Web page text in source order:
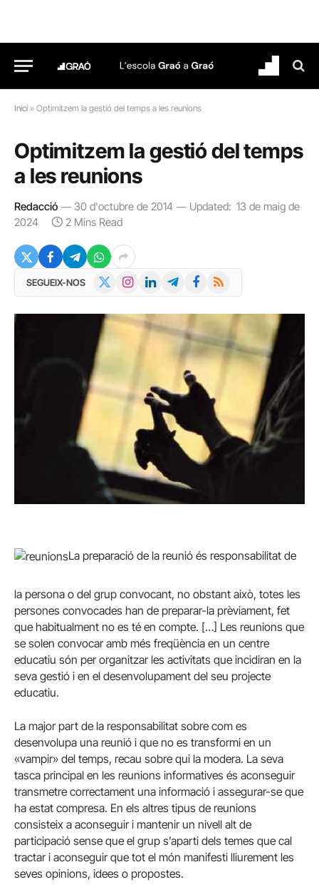
Inici » Optimitzem la gestió del temps a les reunions
Optimitzem la gestió del temps
a les reunions
Redacció 30 d'octubre de 2014 Updated: 13 de maig de
2024
2 Mins Read
SEGUEIX-NOS InstagramLinkedInTelegramFacebook
RSS
La preparació de la reunió és responsabilitat de
la persona o del grup convocant, no obstant això, totes les
persones convocades han de preparar-la prèviament, fet
que habitualment no es té en compte. […] Les reunions que
se solen convocar amb més freqüència en un centre
educatiu són per organitzar les activitats que incidiran en la
seva gestió i en el desenvolupament del seu projecte
educatiu.
La major part de la responsabilitat sobre com es
desenvolupa una reunió i que no es transformi en un
«vampir» del temps, recau sobre qui la modera. La seva
tasca principal en les reunions informatives és aconseguir
transmetre correctament una informació i assegurar-se que
ha estat compresa. En els altres tipus de reunions
consisteix a aconseguir i mantenir un nivell alt de
participació sense que el grup s’aparti dels temes que cal
tractar i aconseguir que tot el món manifesti lliurement les
seves opinions, idees o propostes.